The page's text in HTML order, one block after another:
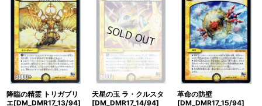
降臨の精霊 トリガブリ
エ[DM_DMR17_13/94]
天星の玉 ラ・クルスタ
[DM_DMR17_14/94]
革命の防壁
[DM_DMR17_15/94]